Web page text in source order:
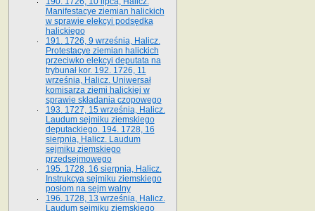
Manifestacye ziemian halickich
w sprawie elekcyi podsędka
halickiego
191. 1726, 9 września, Halicz.
Protestacye ziemian halickich
przeciwko elekcyi deputata na
trybunał kor. 192. 1726, 11
września, Halicz. Uniwersał
komisarza ziemi halickiej w
sprawie składania czopowego
193. 1727, 15 września, Halicz.
Laudum sejmiku ziemskiego
deputackiego. 194. 1728, 16
sierpnia, Halicz. Laudum
sejmiku ziemskiego
przedsejmowego
195. 1728, 16 sierpnia, Halicz.
Instrukcya sejmiku ziemskiego
posłom na sejm walny
196. 1728, 13 września, Halicz.
Laudum sejmiku ziemskiego